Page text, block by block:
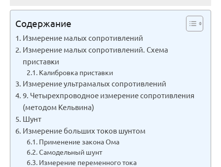
Содержание
Измерение малых сопротивлений
Измерение малых сопротивлений. Схема
приставки
Калибровка приставки
Измерение ультрамалых сопротивлений
9. Четырехпроводное измерение сопротивления
(методом Кельвина)
Шунт
Измерение больших токов шунтом
Применение закона Ома
Самодельный шунт
Измерение переменного тока